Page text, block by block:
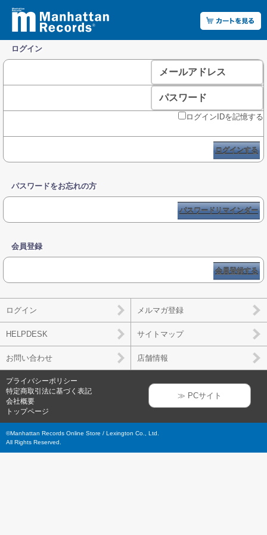
ログイン
メールアドレス
パスワード
ログインIDを記憶する
ログインする
パスワードをお忘れの方
パスワードリマインダー
会員登録
会員登録する
ログイン メルマガ登録
HELPDESK サイトマップ
お問い合わせ 店舗情報
プライバシーポリシー
特定商取引法に基づく表記
会社概要
トップページ
≫ PCサイト
©Manhattan Records Online Store / Lexington Co., Ltd.
All Rights Reserved.